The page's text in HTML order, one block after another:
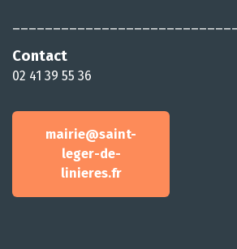
Contact
02 41 39 55 36
mairie@saint-
leger-de-
linieres.fr